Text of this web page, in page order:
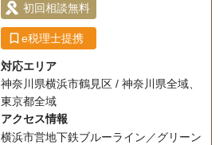
初回相談無料
e税理士提携
対応エリア
神奈川県横浜市鶴見区 / 神奈川県全域、
東京都全域
アクセス情報
横浜市営地下鉄ブルーライン／グリーン